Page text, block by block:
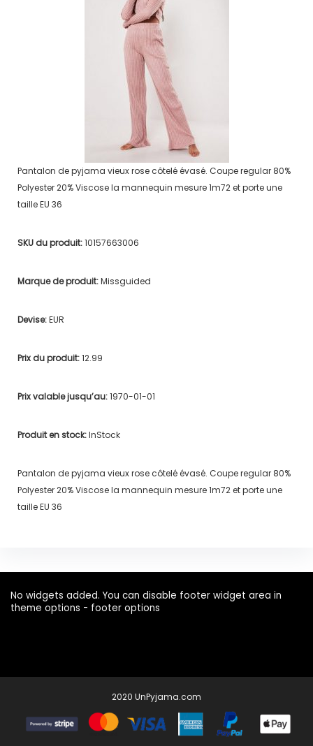
Pantalon de pyjama vieux rose côtelé évasé. Coupe regular 80%
Polyester 20% Viscose la mannequin mesure 1m72 et porte une
taille EU 36
SKU du produit:10157663006
Marque de produit:Missguided
Devise:EUR
Prix du produit:12.99
Prix valable jusqu’au:1970-01-01
Produit en stock:InStock
Pantalon de pyjama vieux rose côtelé évasé. Coupe regular 80%
Polyester 20% Viscose la mannequin mesure 1m72 et porte une
taille EU 36
No widgets added. You can disable footer widget area in
theme options - footer options
2020 UnPyjama.com